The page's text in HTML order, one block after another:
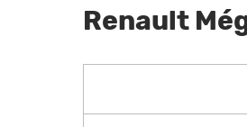
Renault